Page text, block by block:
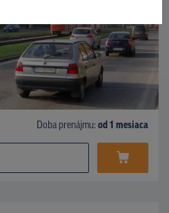
Doba prenájmu: od 1 mesiaca